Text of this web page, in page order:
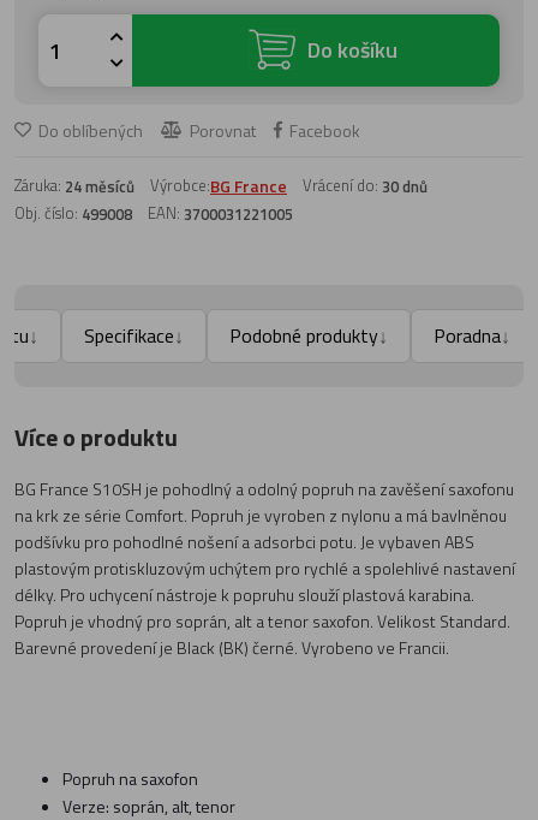
Do košíku
Do oblíbených Porovnat Facebook
Záruka: 24 měsíců Výrobce:BG France Vrácení do: 30 dnů
Obj. číslo: 499008 EAN: 3700031221005
↓ Specifikace↓ Podobné produkty↓ Poradna↓
Více o produktu
BG France S10SH je pohodlný a odolný popruh na zavěšení saxofonu
na krk ze série Comfort. Popruh je vyroben z nylonu a má bavlněnou
podšívku pro pohodlné nošení a adsorbci potu. Je vybaven ABS
plastovým protiskluzovým uchýtem pro rychlé a spolehlivé nastavení
délky. Pro uchycení nástroje k popruhu slouží plastová karabina.
Popruh je vhodný pro soprán, alt a tenor saxofon. Velikost Standard.
Barevné provedení je Black (BK) černé. Vyrobeno ve Francii.
Popruh na saxofon
Verze: soprán, alt, tenor